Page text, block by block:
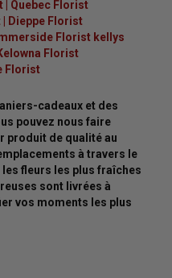
Quebec Florist
|
Dieppe Florist
Florist kellys
Florist
Florist
cadeaux et des
pouvez nous faire
produit de qualité au
à travers le
fleurs les plus fraîches
sont livrées à
vos moments les plus